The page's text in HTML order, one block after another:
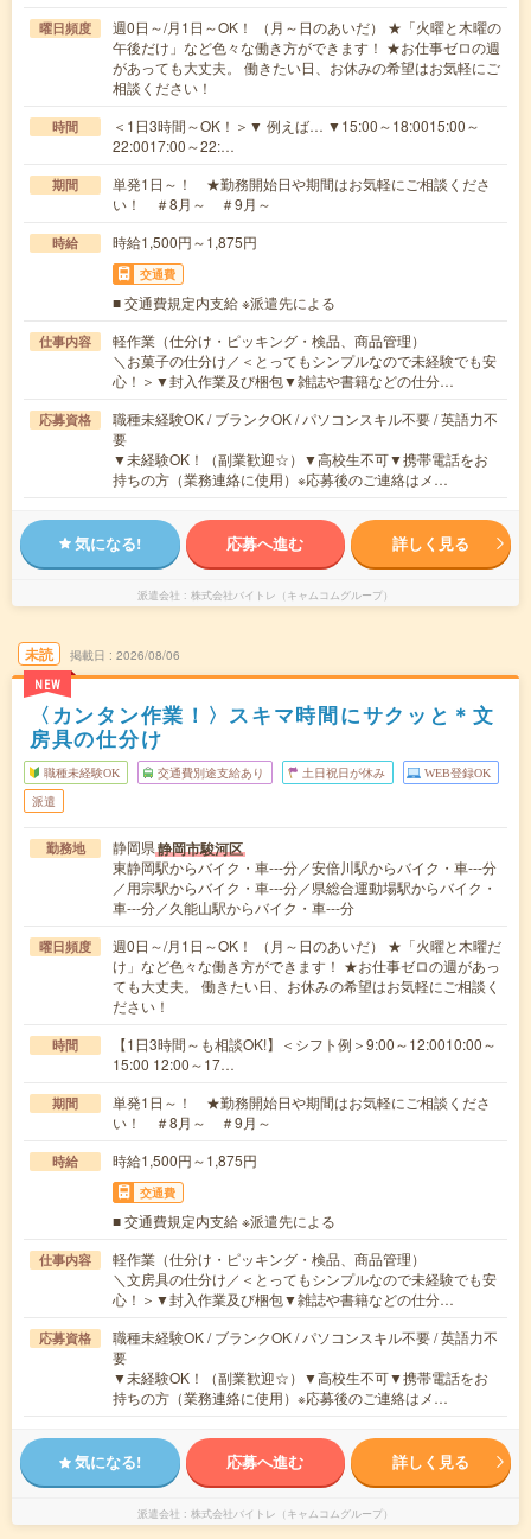
曜日頻度
週0日～/月1日～OK！ （月～日のあいだ） ★「火曜と木曜の
午後だけ」など色々な働き方ができます！ ★お仕事ゼロの週
があっても大丈夫。 働きたい日、お休みの希望はお気軽にご
相談ください！
時間
＜1日3時間～OK！＞▼ 例えば… ▼15:00～18:0015:00～
22:0017:00～22:…
期間
単発1日～！ ★勤務開始日や期間はお気軽にご相談くださ
い！ ＃8月～ ＃9月～
時給 時給1,500円～1,875円
交通費
■ 交通費規定内支給 ※派遣先による
仕事内容
軽作業（仕分け・ピッキング・検品、商品管理）
＼お菓子の仕分け／＜とってもシンプルなので未経験でも安
心！＞▼封入作業及び梱包▼雑誌や書籍などの仕分…
応募資格
職種未経験OK / ブランクOK / パソコンスキル不要 / 英語力不
要
▼未経験OK！（副業歓迎☆）▼高校生不可▼携帯電話をお
持ちの方（業務連絡に使用）※応募後のご連絡はメ…
気になる! 応募へ進む 詳しく見る
派遣会社 株式会社バイトレ（キャムコムグループ）
未読
NEW
掲載日 2026/08/06
〈カンタン作業！〉スキマ時間にサクッと＊文
房具の仕分け
職種未経験OK 交通費別途支給あり 土日祝日が休み WEB登録OK
派遣
勤務地 静岡県静岡市駿河区
東静岡駅からバイク・車---分／安倍川駅からバイク・車---分
／用宗駅からバイク・車---分／県総合運動場駅からバイク・
車---分／久能山駅からバイク・車---分
曜日頻度
週0日～/月1日～OK！ （月～日のあいだ） ★「火曜と木曜だ
け」など色々な働き方ができます！ ★お仕事ゼロの週があっ
ても大丈夫。 働きたい日、お休みの希望はお気軽にご相談く
ださい！
時間
【1日3時間～も相談OK!】＜シフト例＞9:00～12:0010:00～
15:00 12:00～17…
期間
単発1日～！ ★勤務開始日や期間はお気軽にご相談くださ
い！ ＃8月～ ＃9月～
時給 時給1,500円～1,875円
交通費
■ 交通費規定内支給 ※派遣先による
仕事内容
軽作業（仕分け・ピッキング・検品、商品管理）
＼文房具の仕分け／＜とってもシンプルなので未経験でも安
心！＞▼封入作業及び梱包▼雑誌や書籍などの仕分…
応募資格
職種未経験OK / ブランクOK / パソコンスキル不要 / 英語力不
要
▼未経験OK！（副業歓迎☆）▼高校生不可▼携帯電話をお
持ちの方（業務連絡に使用）※応募後のご連絡はメ…
気になる! 応募へ進む 詳しく見る
派遣会社 株式会社バイトレ（キャムコムグループ）